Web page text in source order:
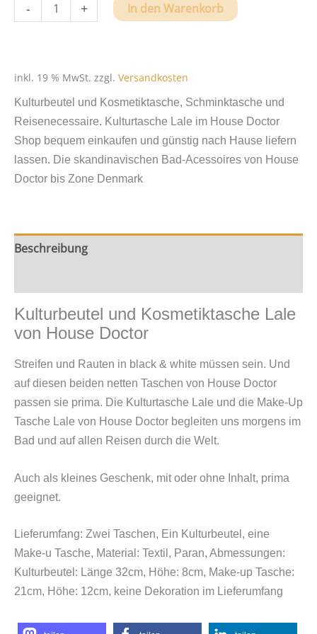
-
Kosmetiktaschen
Lale
Doctor
Menge
+ In den Warenkorb
inkl. 19 % MwSt. zzgl. Versandkosten
Kulturbeutel und Kosmetiktasche, Schminktasche und
Reisenecessaire. Kulturtasche Lale im House Doctor
Shop bequem einkaufen und günstig nach Hause liefern
lassen. Die skandinavischen Bad-Acessoires von House
Doctor bis Zone Denmark
Beschreibung
Kulturbeutel und Kosmetiktasche Lale
von House Doctor
Streifen und Rauten in black & white müssen sein. Und
auf diesen beiden netten Taschen von House Doctor
passen sie prima. Die Kulturtasche Lale und die Make-Up
Tasche Lale von House Doctor begleiten uns morgens im
Bad und auf allen Reisen durch die Welt.
Auch als kleines Geschenk, mit oder ohne Inhalt, prima
geeignet.
Lieferumfang: Zwei Taschen, Ein Kulturbeutel, eine
Make-u Tasche, Material: Textil, Paran, Abmessungen:
Kulturbeutel: Länge 32cm, Höhe: 8cm, Make-up Tasche:
21cm, Höhe: 12cm, keine Dekoration im Lieferumfang